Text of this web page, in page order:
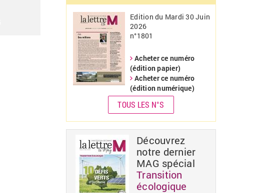
Edition du Mardi 30 Juin
2026
n°1801
Acheter ce numéro
(édition papier)
Acheter ce numéro
(édition numérique)
TOUS LES N°S
Découvrez
notre dernier
MAG spécial
Transition
écologique